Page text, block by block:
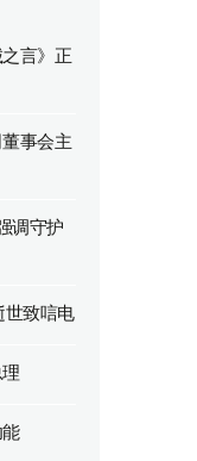
言》正
事会主
调守护
世致唁电